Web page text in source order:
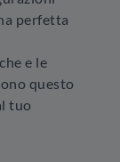
perfetta
e le
questo
tuo